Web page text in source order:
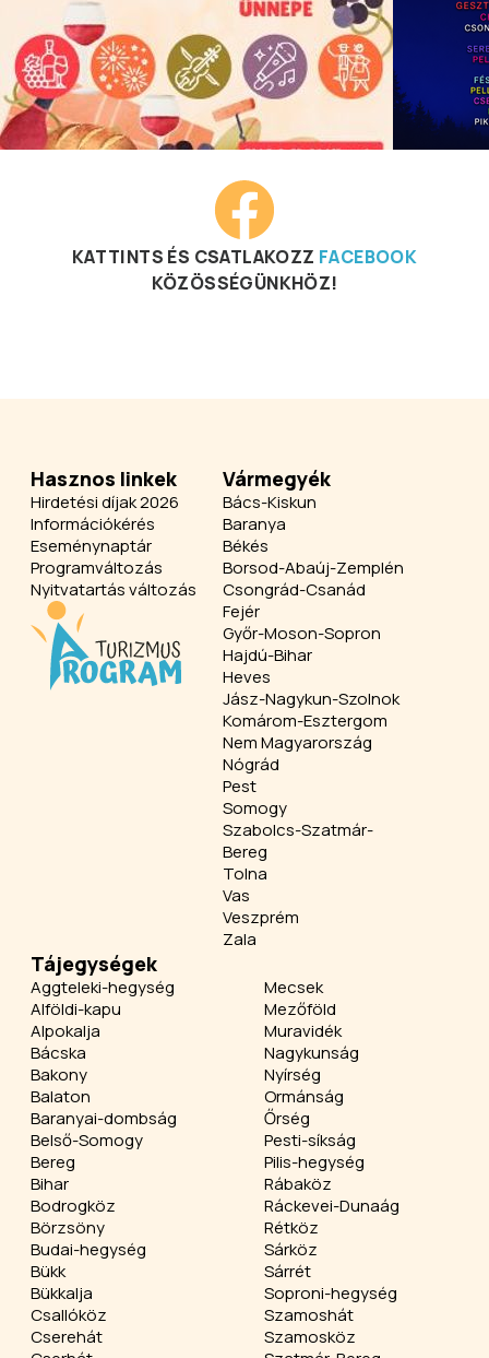
KATTINTS ÉS CSATLAKOZZ FACEBOOK
KÖZÖSSÉGÜNKHÖZ!
Hasznos linkek
Hirdetési díjak 2026
Információkérés
Eseménynaptár
Programváltozás
Nyitvatartás változás
Vármegyék
Bács-Kiskun
Baranya
Békés
Borsod-Abaúj-Zemplén
Csongrád-Csanád
Fejér
Győr-Moson-Sopron
Hajdú-Bihar
Heves
Jász-Nagykun-Szolnok
Komárom-Esztergom
Nem Magyarország
Nógrád
Pest
Somogy
Szabolcs-Szatmár-
Bereg
Tolna
Vas
Veszprém
Zala
Tájegységek
Aggteleki-hegység
Alföldi-kapu
Alpokalja
Bácska
Bakony
Balaton
Baranyai-dombság
Belső-Somogy
Bereg
Bihar
Bodrogköz
Börzsöny
Budai-hegység
Bükk
Bükkalja
Csallóköz
Cserehát
Mecsek
Mezőföld
Muravidék
Nagykunság
Nyírség
Ormánság
Őrség
Pesti-síkság
Pilis-hegység
Rábaköz
Ráckevei-Dunaág
Rétköz
Sárköz
Sárrét
Soproni-hegység
Szamoshát
Szamosköz